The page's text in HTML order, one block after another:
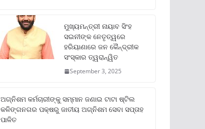
ମୁଖ୍ୟମନ୍ତ୍ରୀ ନାୟାବ ସିଂହ
ସଇନୀଙ୍କ ନେତୃତ୍ୱରେ
ହରିୟାଣାରେ ଜନ କୈନ୍ଦ୍ରୀକ
ସଂସ୍କାର ତ୍ୱରାନ୍ୱିତ
September 3, 2025
ଅଗ୍ନିଶମ କର୍ମଚାରୀଙ୍କୁ ସମ୍ମାନ ଜଣାଇ ଟାଟା ଷ୍ଟିଲ
କଳିଙ୍ଗନଗର ପକ୍ଷରୁ ଜାତୀୟ ଅଗ୍ନିଶମ ସେବା ସପ୍ତାହ
ପାଳିତ